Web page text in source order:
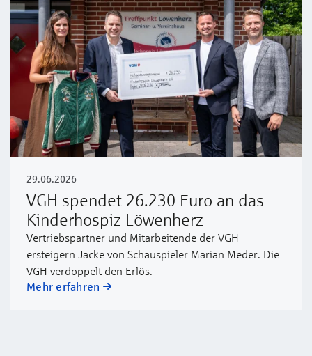
29.06.2026
VGH spendet 26.230 Euro an das
Kinderhospiz Löwenherz
Vertriebspartner und Mitarbeitende der VGH
ersteigern Jacke von Schauspieler Marian Meder. Die
VGH verdoppelt den Erlös.
Mehr erfahren